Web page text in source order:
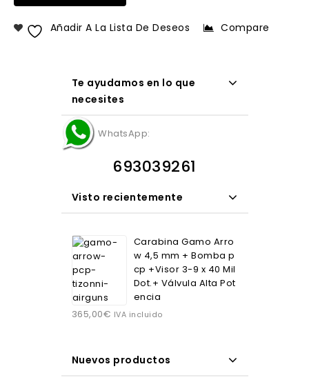
Añadir A La Lista De Deseos Compare
Te ayudamos en lo que
necesites
WhatsApp:
693039261
Visto recientemente
Carabina Gamo Arro
w 4,5 mm + Bomba p
cp +Visor 3-9 x 40 Mil
Dot.+ Válvula Alta Pot
encia
365,00€ IVA incluido
Nuevos productos